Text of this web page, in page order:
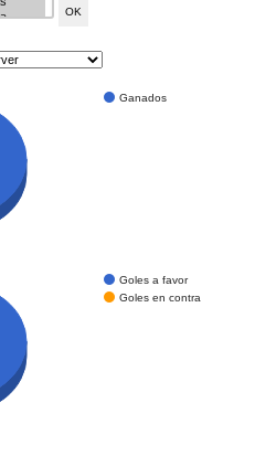
Ganados
Goles a favor
Goles en contra